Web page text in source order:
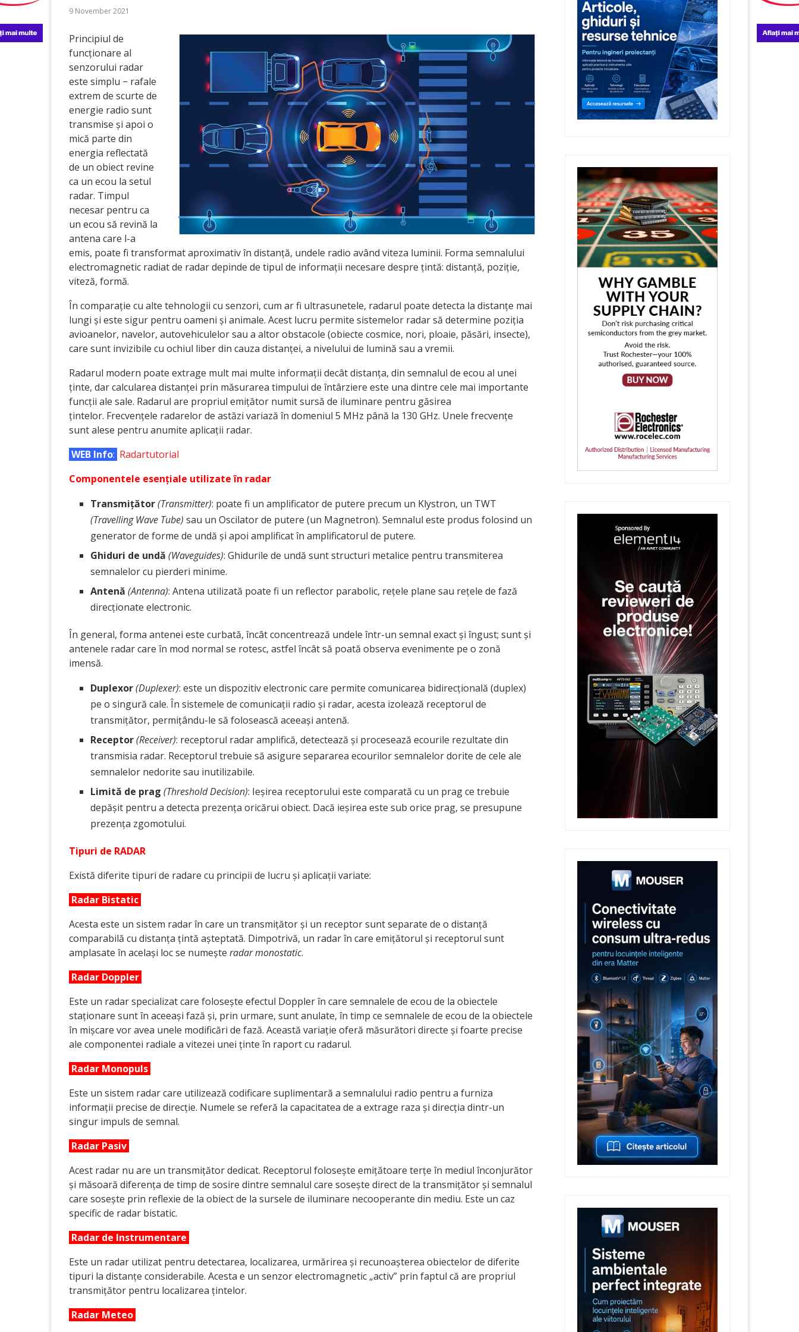
9 November 2021
Principiul de
funcționare al
senzorului radar
este simplu − rafale
extrem de scurte de
energie radio sunt
transmise și apoi o
mică parte din
energia reflectată
de un obiect revine
ca un ecou la setul
radar. Timpul
necesar pentru ca
un ecou să revină la
antena care l-a
emis, poate fi transformat aproximativ în distanță, undele radio având viteza luminii. Forma semnalului
electromagnetic radiat de radar depinde de tipul de informații necesare despre țintă: distanță, poziție,
viteză, formă.
În comparație cu alte tehnologii cu senzori, cum ar fi ultrasunetele, radarul poate detecta la distanțe mai
lungi și este sigur pentru oameni și animale. Acest lucru permite sistemelor radar să determine poziția
avioanelor, navelor, autovehiculelor sau a altor obstacole (obiecte cosmice, nori, ploaie, păsări, insecte),
care sunt invizibile cu ochiul liber din cauza distanței, a nivelului de lumină sau a vremii.
Radarul modern poate extrage mult mai multe informații decât distanța, din semnalul de ecou al unei
ținte, dar calcularea distanței prin măsurarea timpului de întârziere este una dintre cele mai importante
funcții ale sale. Radarul are propriul emițător numit sursă de iluminare pentru găsirea
țintelor. Frecvențele radarelor de astăzi variază în domeniul 5 MHz până la 130 GHz. Unele frecvențe
sunt alese pentru anumite aplicații radar.
WEB Info: Radartutorial
Componentele esențiale utilizate în radar
Transmițător(Transmitter): poate fi un amplificator de putere precum un Klystron, un TWT
(Travelling Wave Tube) sau un Oscilator de putere (un Magnetron). Semnalul este produs folosind un
generator de forme de undă și apoi amplificat în amplificatorul de putere.
Ghiduri de undă (Waveguides): Ghidurile de undă sunt structuri metalice pentru transmiterea
semnalelor cu pierderi minime.
Antenă (Antenna): Antena utilizată poate fi un reflector parabolic, rețele plane sau rețele de fază
direcționate electronic.
În general, forma antenei este curbată, încât concentrează undele într-un semnal exact și îngust; sunt și
antenele radar care în mod normal se rotesc, astfel încât să poată observa evenimente pe o zonă
imensă.
Duplexor(Duplexer): este un dispozitiv electronic care permite comunicarea bidirecțională (duplex)
pe o singură cale. În sistemele de comunicații radio și radar, acesta izolează receptorul de
transmițător, permițându-le să folosească aceeași antenă.
Receptor(Receiver): receptorul radar amplifică, detectează și procesează ecourile rezultate din
transmisia radar. Receptorul trebuie să asigure separarea ecourilor semnalelor dorite de cele ale
semnalelor nedorite sau inutilizabile.
Limită de prag (Threshold Decision): Ieșirea receptorului este comparată cu un prag ce trebuie
depășit pentru a detecta prezența oricărui obiect. Dacă ieșirea este sub orice prag, se presupune
prezența zgomotului.
Tipuri de RADAR
Există diferite tipuri de radare cu principii de lucru și aplicații variate:
Radar Bistatic
Acesta este un sistem radar în care un transmițător și un receptor sunt separate de o distanță
comparabilă cu distanța țintă așteptată. Dimpotrivă, un radar în care emițătorul și receptorul sunt
amplasate în același loc se numește radar monostatic.
Radar Doppler
Este un radar specializat care folosește efectul Doppler în care semnalele de ecou de la obiectele
staționare sunt în aceeași fază și, prin urmare, sunt anulate, în timp ce semnalele de ecou de la obiectele
în mișcare vor avea unele modificări de fază. Această variație oferă măsurători directe și foarte precise
ale componentei radiale a vitezei unei ținte în raport cu radarul.
Radar Monopuls
Este un sistem radar care utilizează codificare suplimentară a semnalului radio pentru a furniza
informații precise de direcție. Numele se referă la capacitatea de a extrage raza și direcția dintr-un
singur impuls de semnal.
Radar Pasiv
Acest radar nu are un transmițător dedicat. Receptorul folosește emițătoare terțe în mediul înconjurător
și măsoară diferența de timp de sosire dintre semnalul care sosește direct de la transmițător și semnalul
care sosește prin reflexie de la obiect de la sursele de iluminare necooperante din mediu. Este un caz
specific de radar bistatic.
Radar de Instrumentare
Este un radar utilizat pentru detectarea, localizarea, urmărirea și recunoașterea obiectelor de diferite
tipuri la distanțe considerabile. Acesta e un senzor electromagnetic „activ” prin faptul că are propriul
transmițător pentru localizarea țintelor.
Radar Meteo